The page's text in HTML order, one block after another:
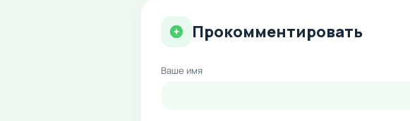
Прокомментировать
Ваше имя